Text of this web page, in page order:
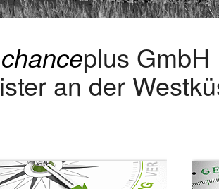
chanceplus GmbH
an der